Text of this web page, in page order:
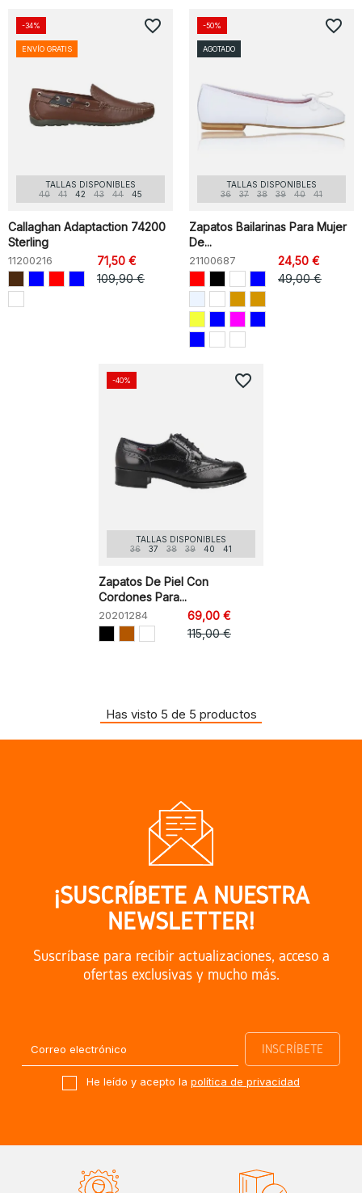
TALLAS DISPONIBLES
40
41 42 43 44 45
Callaghan Adaptaction 74200
Sterling
11200216
71,50 €
109,90 €
-34%
ENVÍO GRATIS
favorite_border
TALLAS DISPONIBLES
36
37 38 39 40 41
Zapatos Bailarinas Para Mujer
De...
21100687
24,50 €
49,00 €
-50%
AGOTADO
favorite_border
TALLAS DISPONIBLES
36
37 38 39 40 41
Zapatos De Piel Con
Cordones Para...
20201284
69,00 €
115,00 €
-40% favorite_border
Has visto 5 de 5 productos
¡SUSCRÍBETE A NUESTRA
NEWSLETTER!
Suscríbase para recibir actualizaciones, acceso a
ofertas exclusivas y mucho más.
He leído y acepto la política de privacidad